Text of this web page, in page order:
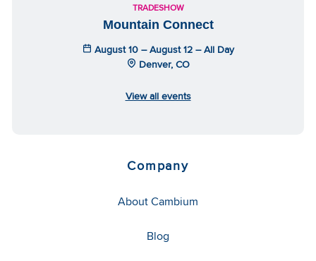
TRADESHOW
Mountain Connect
August 10 – August 12 – All Day
Denver, CO
View all events
Company
About Cambium
Blog